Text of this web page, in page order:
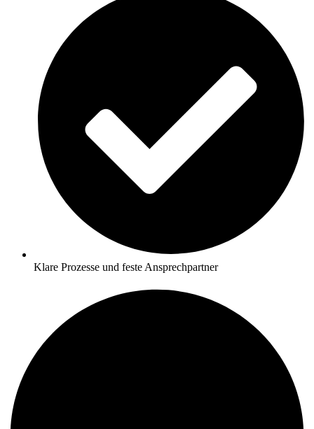
Klare Prozesse und feste Ansprechpartner